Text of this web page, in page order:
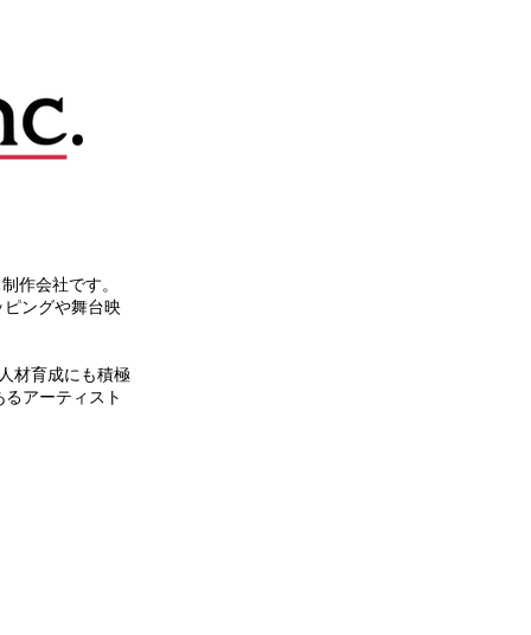
作会社です。
ピングや舞台映
材育成にも積極
アーティスト